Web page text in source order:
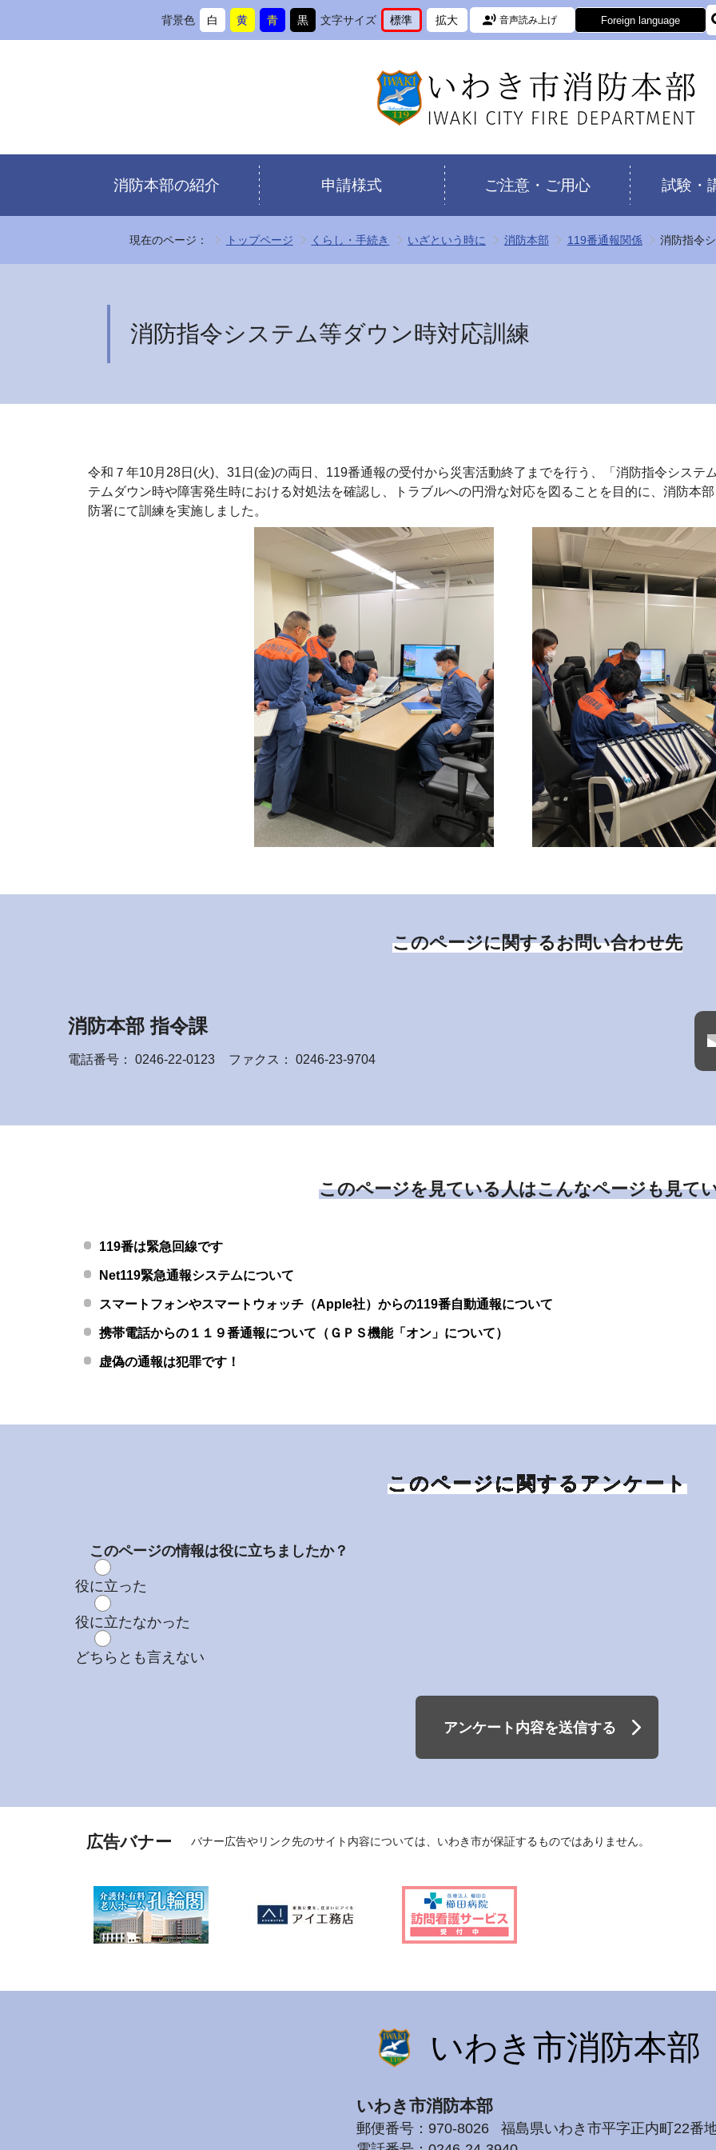
背景色
背
白
に
背
黄
に
背
青
に
背
黒
に
文字サイズ
文
イ
ズ
を
標準
に
文
イ
ズ
を
拡大
に
音声読み上げ Foreign language
消防本部の紹介 申請様式 ご注意・ご用心 試験・
現在のページ： トップページ くらし・手続き いざという時に 消防本部 119番通報関係 消防指令
消防指令システム等ダウン時対応訓練
令和７年10月28日(火)、31日(金)の両日、119番通報の受付から災害活動終了までを行う、「消防指令システ
テムダウン時や障害発生時における対処法を確認し、トラブルへの円滑な対応を図ることを目的に、消防本
防署にて訓練を実施しました。
このページに関するお問い合わせ先
消防本部 指令課
電話番号： 0246-22-0123 ファクス： 0246-23-9704
このページを見ている人はこんなページも見て
119番は緊急回線です
Net119緊急通報システムについて
スマートフォンやスマートウォッチ（Apple社）からの119番自動通報について
携帯電話からの１１９番通報について（ＧＰＳ機能「オン」について）
虚偽の通報は犯罪です！
このページに関するアンケート
このページの情報は役に立ちましたか？
役に立った
役に立たなかった
どちらとも言えない
アンケート内容を送信する
広告バナー バナー広告やリンク先のサイト内容については、いわき市が保証するものではありません。
いわき市消防本部
いわき市消防本部
郵便番号：970-8026
福島県いわき市平字正内町22番